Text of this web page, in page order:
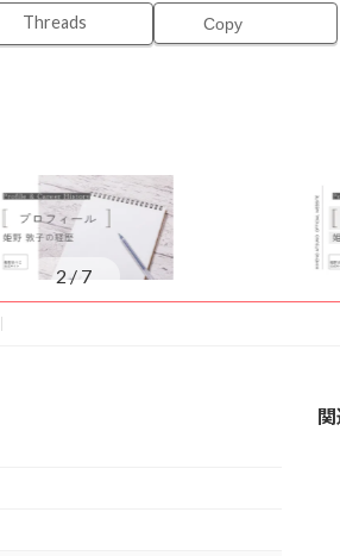
Threads Copy
3/7